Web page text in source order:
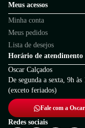
Meus acessos
Minha conta
Meus pedidos
Lista de desejos
Horário de atendimento
Oscar Calçados
De segunda a sexta, 9h às
(exceto feriados)
Fale com a Oscar
Redes sociais